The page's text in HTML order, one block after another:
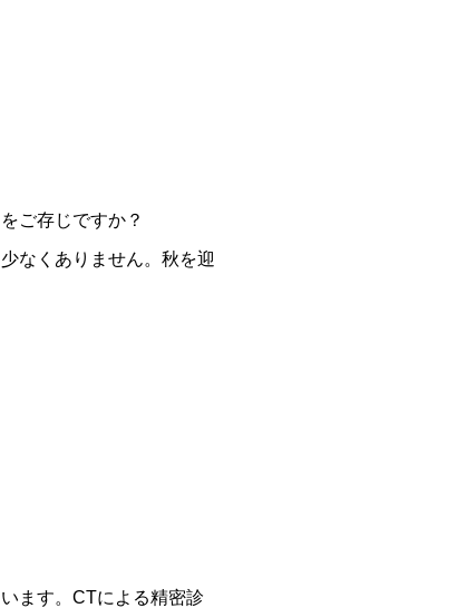
ご存じですか？
なくありません。秋を迎
ます。CTによる精密診